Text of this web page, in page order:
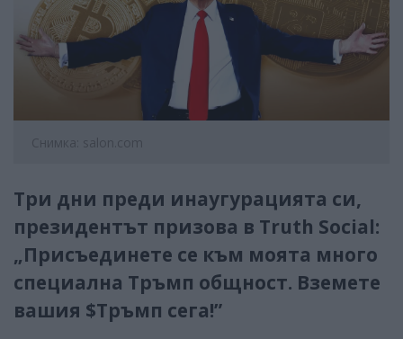
Снимка: salon.com
Три дни преди инаугурацията си,
президентът призова в Truth Social:
„Присъединете се към моята много
специална Тръмп общност. Вземете
вашия $Тръмп сега!”